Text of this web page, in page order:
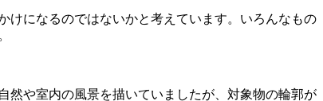
けになるのではないかと考えています。いろんなもの
然や室内の風景を描いていましたが、対象物の輪郭が